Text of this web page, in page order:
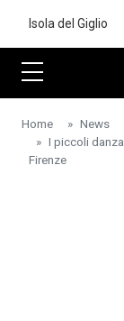
Isola del Giglio
Home News
I piccoli
Firenze